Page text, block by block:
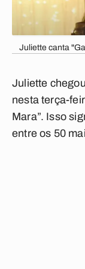
Juliette canta
Juliette
nesta terça-
Mara”. Isso
entre os 50